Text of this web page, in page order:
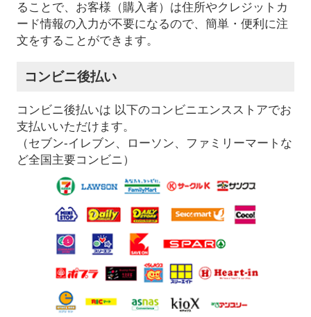
ることで、お客様（購入者）は住所やクレジットカ
ード情報の入力が不要になるので、簡単・便利に注
文をすることができます。
コンビニ後払い
コンビニ後払いは 以下のコンビニエンスストアでお
支払いいただけます。
（セブン-イレブン、ローソン、ファミリーマートな
ど全国主要コンビニ）